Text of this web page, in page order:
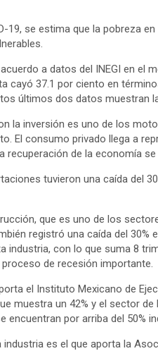
19, se estima que la pobreza
a datos del INEGI en el
cayó 37.1 por ciento en
últimos dos datos muestran
la inversión es uno de los
El consumo privado llega a
de la economía
tuvieron una caída del
que es uno de los
registró una caída del 30%
industria, con lo que suma 8
de recesión importante.
el Instituto Mexicano de
muestra un 42% y el sector de
por arriba del 50%
es el que aporta la